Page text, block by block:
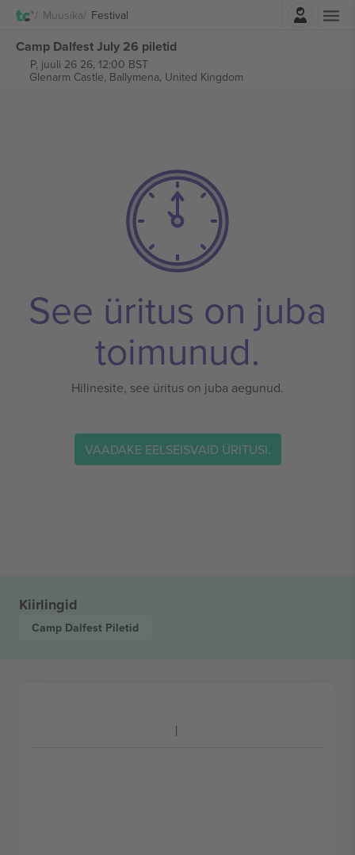
Muusika Festival
Camp Dalfest July 26 piletid
P, juuli 26 26, 12:00 BST
Glenarm Castle, Ballymena, United Kingdom
See üritus on juba
toimunud.
Hilinesite, see üritus on juba aegunud.
VAADAKE EELSEISVAID ÜRITUSI.
Kiirlingid
Camp Dalfest Piletid